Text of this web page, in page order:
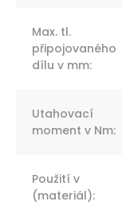
Max. tl.
připojovaného
dílu v mm:
Utahovací
moment v Nm:
Použití v
(materiál):